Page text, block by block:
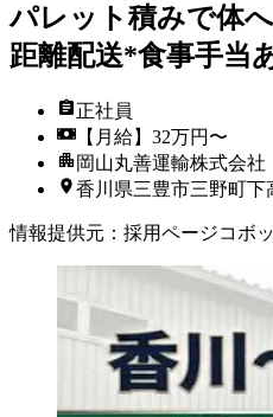
パレット積みで体
距離配送*食事手当
正社員
【月給】32万円〜
岡山丸善運輸株式会社
香川県三豊市三野町下
情報提供元 ： 採用ページコボ